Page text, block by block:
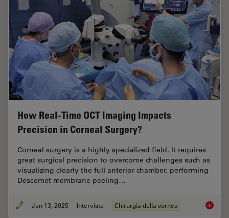
How Real-Time OCT Imaging Impacts
Precision in Corneal Surgery?
Corneal surgery is a highly specialized field. It requires
great surgical precision to overcome challenges such as
visualizing clearly the full anterior chamber, performing
Descemet membrane peeling…
Jan 13, 2025 Intervista Chirurgia della cornea How